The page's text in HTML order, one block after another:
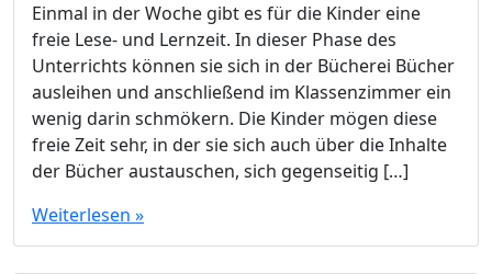
Einmal in der Woche gibt es für die Kinder eine
freie Lese- und Lernzeit. In dieser Phase des
Unterrichts können sie sich in der Bücherei Bücher
ausleihen und anschließend im Klassenzimmer ein
wenig darin schmökern. Die Kinder mögen diese
freie Zeit sehr, in der sie sich auch über die Inhalte
der Bücher austauschen, sich gegenseitig […]
Weiterlesen »